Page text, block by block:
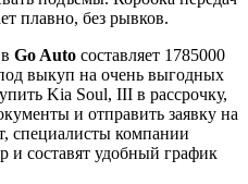
плавно, без рывков.
Go Auto составляет 1785000
выкуп на очень выгодных
Kia Soul, III в рассрочку,
и отправить заявку на
специалисты компании
и составят удобный график